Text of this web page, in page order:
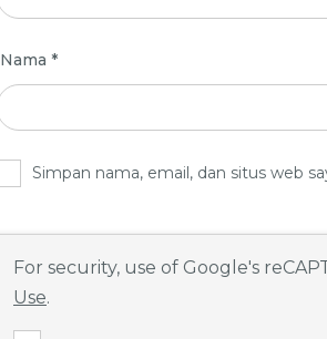
Nama *
Simpan nama, email, dan situs web
For security, use of Google's
Use.